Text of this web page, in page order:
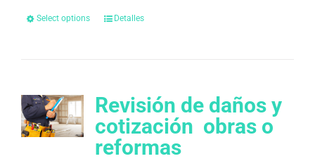
Select options Detalles
Revisión de daños y
cotización  obras o
reformas